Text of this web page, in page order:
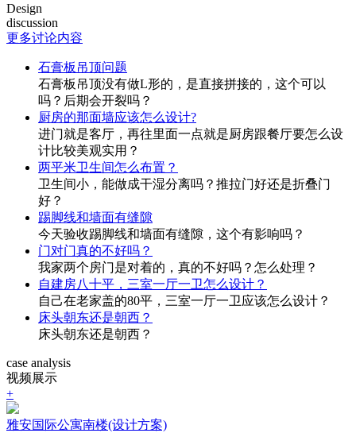
Design
discussion
更多讨论内容
石膏板吊顶问题
石膏板吊顶没有做L形的，是直接拼接的，这个可以
吗？后期会开裂吗？
厨房的那面墙应该怎么设计?
进门就是客厅，再往里面一点就是厨房跟餐厅要怎么设
计比较美观实用？
两平米卫生间怎么布置？
卫生间小，能做成干湿分离吗？推拉门好还是折叠门
好？
踢脚线和墙面有缝隙
今天验收踢脚线和墙面有缝隙，这个有影响吗？
门对门真的不好吗？
我家两个房门是对着的，真的不好吗？怎么处理？
自建房八十平，三室一厅一卫怎么设计？
自己在老家盖的80平，三室一厅一卫应该怎么设计？
床头朝东还是朝西？
床头朝东还是朝西？
case analysis
视频展示
+
雅安国际公寓南楼(设计方案)